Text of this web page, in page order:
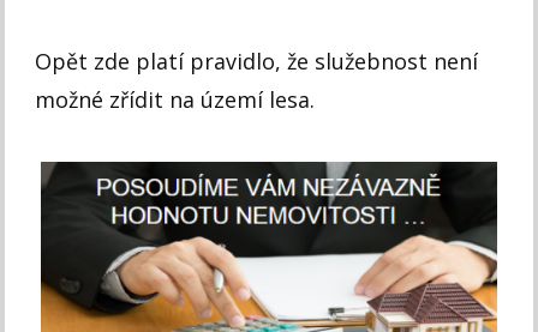
Opět zde platí pravidlo, že služebnost není
možné zřídit na území lesa.